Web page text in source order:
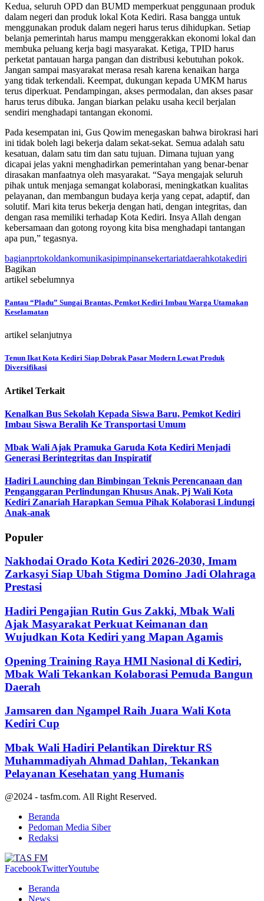
Kedua, seluruh OPD dan BUMD memperkuat penggunaan produk
dalam negeri dan produk lokal Kota Kediri. Rasa bangga untuk
menggunakan produk dalam negeri harus terus dihidupkan. Setiap
belanja pemerintah harus mampu menggerakkan ekonomi lokal dan
membuka peluang kerja bagi masyarakat. Ketiga, TPID harus
perketat pantauan harga pangan dan distribusi kebutuhan pokok.
Jangan sampai masyarakat merasa resah karena kenaikan harga
yang tidak terkendali. Keempat, dukungan kepada UMKM harus
terus diperkuat. Pendampingan, akses permodalan, dan akses pasar
harus terus dibuka. Jangan biarkan pelaku usaha kecil berjalan
sendiri menghadapi tantangan ekonomi.
Pada kesempatan ini, Gus Qowim menegaskan bahwa birokrasi hari
ini tidak boleh lagi bekerja dalam sekat-sekat. Semua adalah satu
kesatuan, dalam satu tim dan satu tujuan. Dimana tujuan yang
dicapai jelas yakni menghadirkan pemerintahan yang benar-benar
dirasakan manfaatnya oleh masyarakat. “Saya mengajak seluruh
pihak untuk menjaga semangat kolaborasi, meningkatkan kualitas
pelayanan, dan membangun budaya kerja yang cepat, adaptif, dan
solutif. Mari kita terus bekerja dengan hati, dengan integritas, dan
dengan rasa memiliki terhadap Kota Kediri. Insya Allah dengan
kebersamaan dan gotong royong kita bisa menghadapi tantangan
apa pun,” tegasnya.
bagianprtokoldankomunikasipimpinansekertariatdaerahkotakediri
Bagikan
artikel sebelumnya
Pantau “Pladu” Sungai Brantas, Pemkot Kediri Imbau Warga Utamakan
Keselamatan
artikel selanjutnya
Tenun Ikat Kota Kediri Siap Dobrak Pasar Modern Lewat Produk
Diversifikasi
Artikel Terkait
Kenalkan Bus Sekolah Kepada Siswa Baru, Pemkot Kediri
Imbau Siswa Beralih Ke Transportasi Umum
Mbak Wali Ajak Pramuka Garuda Kota Kediri Menjadi
Generasi Berintegritas dan Inspiratif
Hadiri Launching dan Bimbingan Teknis Perencanaan dan
Penganggaran Perlindungan Khusus Anak, Pj Wali Kota
Kediri Zanariah Harapkan Semua Pihak Kolaborasi Lindungi
Anak-anak
Populer
Nakhodai Orado Kota Kediri 2026-2030, Imam
Zarkasyi Siap Ubah Stigma Domino Jadi Olahraga
Prestasi
Hadiri Pengajian Rutin Gus Zakki, Mbak Wali
Ajak Masyarakat Perkuat Keimanan dan
Wujudkan Kota Kediri yang Mapan Agamis
Opening Training Raya HMI Nasional di Kediri,
Mbak Wali Tekankan Kolaborasi Pemuda Bangun
Daerah
Jamsaren dan Ngampel Raih Juara Wali Kota
Kediri Cup
Mbak Wali Hadiri Pelantikan Direktur RS
Muhammadiyah Ahmad Dahlan, Tekankan
Pelayanan Kesehatan yang Humanis
@2024 - tasfm.com. All Right Reserved.
Beranda
Pedoman Media Siber
Redaksi
FacebookTwitterYoutube
Beranda
News